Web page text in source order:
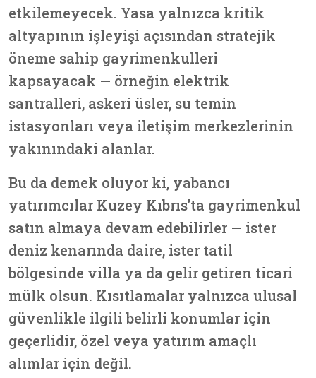
etkilemeyecek. Yasa yalnızca kritik
altyapının işleyişi açısından stratejik
öneme sahip gayrimenkulleri
kapsayacak — örneğin elektrik
santralleri, askeri üsler, su temin
istasyonları veya iletişim merkezlerinin
yakınındaki alanlar.
Bu da demek oluyor ki, yabancı
yatırımcılar Kuzey Kıbrıs’ta gayrimenkul
satın almaya devam edebilirler — ister
deniz kenarında daire, ister tatil
bölgesinde villa ya da gelir getiren ticari
mülk olsun. Kısıtlamalar yalnızca ulusal
güvenlikle ilgili belirli konumlar için
geçerlidir, özel veya yatırım amaçlı
alımlar için değil.